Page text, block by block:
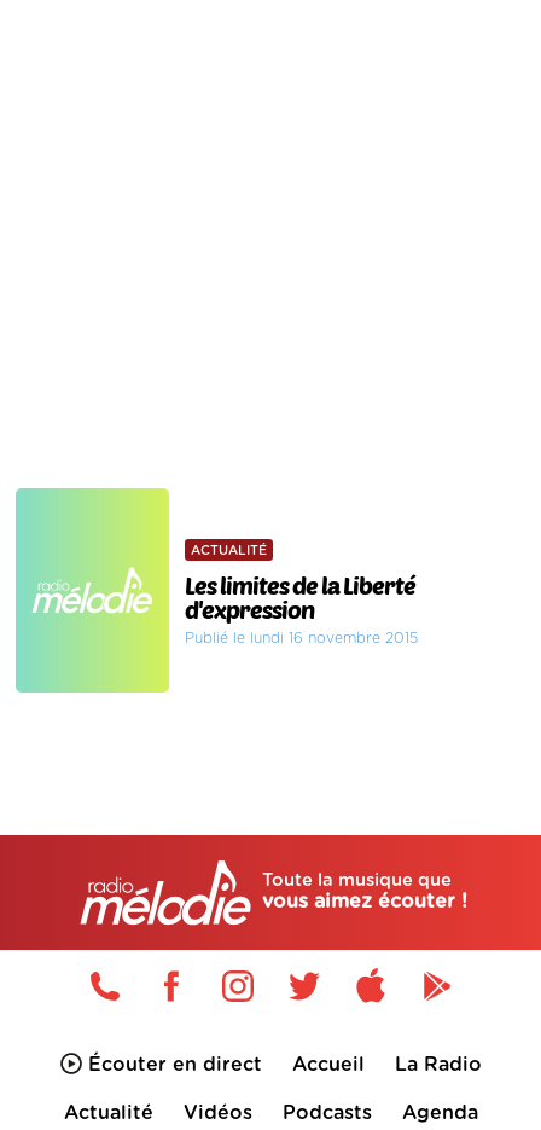
ACTUALITÉ
Les limites de la Liberté
d'expression
Publié le lundi 16 novembre 2015
Toute la musique que
vous aimez écouter !
Écouter en direct Accueil La Radio
Actualité Vidéos Podcasts Agenda